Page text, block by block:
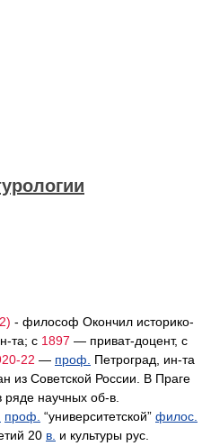
- философ Окончил историко-
та; с 1897 — приват-доцент, с
22 — проф.
Петроград, ин-та
из Советской России. В Праге
научных об-в.
проф. “университетской” филос.
20 в. и культуры рус.